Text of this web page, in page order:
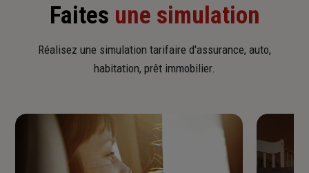
Faites une simulation
Réalisez une simulation tarifaire d'assurance, auto,
habitation, prêt immobilier.